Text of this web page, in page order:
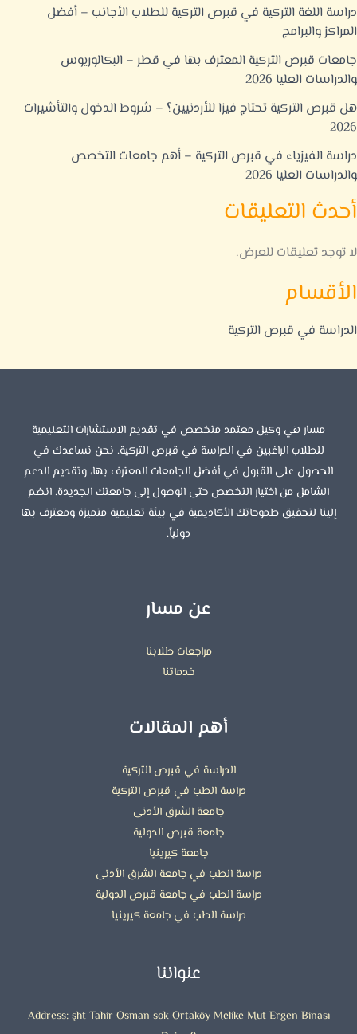
دراسة اللغة التركية في قبرص التركية للطلاب الأجانب – أفضل
المراكز والبرامج
جامعات قبرص التركية المعترف بها في قطر – البكالوريوس
والدراسات العليا 2026
هل قبرص التركية تحتاج فيزا للأردنيين؟ – شروط الدخول والتأشيرات
2026
دراسة الفيزياء في قبرص التركية – أهم جامعات التخصص
والدراسات العليا 2026
أحدث التعليقات
لا توجد تعليقات للعرض.
الأقسام
الدراسة في قبرص التركية
مسار هي وكيل معتمد متخصص في تقديم الاستشارات التعليمية
للطلاب الراغبين في الدراسة في قبرص التركية. نحن نساعدك في
الحصول على القبول في أفضل الجامعات المعترف بها، وتقديم الدعم
الشامل من اختيار التخصص حتى الوصول إلى جامعتك الجديدة. انضم
إلينا لتحقيق طموحاتك الأكاديمية في بيئة تعليمية متميزة ومعترف بها
دولياً.
عن مسار
مراجعات طلابنا
خدماتنا
أهم المقالات
الدراسة في قبرص التركية
دراسة الطب في قبرص التركية
جامعة الشرق الأدنى
جامعة قبرص الدولية
جامعة كيرينيا
دراسة الطب في جامعة الشرق الأدنى
دراسة الطب في جامعة قبرص الدولية
دراسة الطب في جامعة كيرينيا
عنواننا
Address: şht Tahir Osman sok Ortaköy Melike Mut Ergen Binası